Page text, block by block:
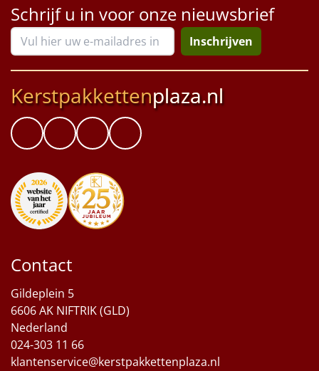
Slowcooker POPULAIR
Noodradio NIEUW
Alle artikelen
Overige
Ideeën
Personeel
Particulier
Kerstgeschenken 2026
Schrijf u in voor onze nieuwsbrief
Inschrijven
Kerstpakkettenplaza.nl
Contact
Gildeplein 5
6606 AK NIFTRIK (GLD)
Nederland
024-303 11 66
klantenservice@kerstpakkettenplaza.nl